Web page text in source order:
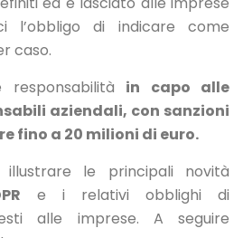
l’obbligo di indicare come
caso.
in capo alle
aziendali, con sanzioni
fino a 20 milioni di euro.
illustrare le principali novità
e i relativi obblighi di
alle imprese. A seguire